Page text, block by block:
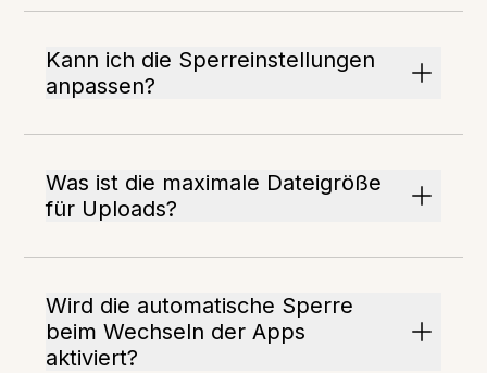
Kann ich die Sperreinstellungen
anpassen?
Was ist die maximale Dateigröße
für Uploads?
Wird die automatische Sperre
beim Wechseln der Apps
aktiviert?